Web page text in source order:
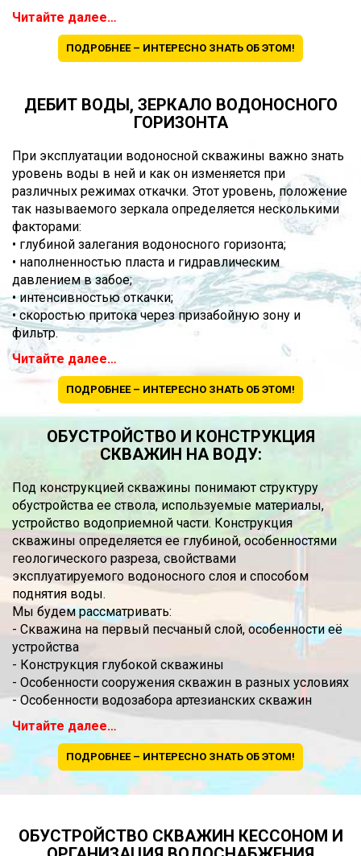
Читайте далее…
ПОДРОБНЕЕ – ИНТЕРЕСНО ЗНАТЬ ОБ ЭТОМ!
ДЕБИТ ВОДЫ, ЗЕРКАЛО ВОДОНОСНОГО
ГОРИЗОНТА
При эксплуатации водоносной скважины важно знать
уровень воды в ней и как он изменяется при
различных режимах откачки. Этот уровень, положение
так называемого зеркала определяется несколькими
факторами:
• глубиной залегания водоносного горизонта;
• наполненностью пласта и гидравлическим
давлением в забое;
• интенсивностью откачки;
• скоростью притока через призабойную зону и
фильтр.
Читайте далее…
ПОДРОБНЕЕ – ИНТЕРЕСНО ЗНАТЬ ОБ ЭТОМ!
ОБУСТРОЙСТВО И КОНСТРУКЦИЯ
СКВАЖИН НА ВОДУ:
Под конструкцией скважины понимают структуру
обустройства ее ствола, используемые материалы,
устройство водоприемной части. Конструкция
скважины определяется ее глубиной, особенностями
геологического разреза, свойствами
эксплуатируемого водоносного слоя и способом
поднятия воды.
Мы будем рассматривать:
- Скважина на первый песчаный слой, особенности её
устройства
- Конструкция глубокой скважины
- Особенности сооружения скважин в разных условиях
- Особенности водозабора артезианских скважин
Читайте далее…
ПОДРОБНЕЕ – ИНТЕРЕСНО ЗНАТЬ ОБ ЭТОМ!
ОБУСТРОЙСТВО СКВАЖИН КЕССОНОМ И